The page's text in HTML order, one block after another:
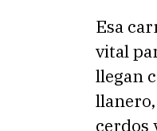
Esa
vital
llegan
cerdos